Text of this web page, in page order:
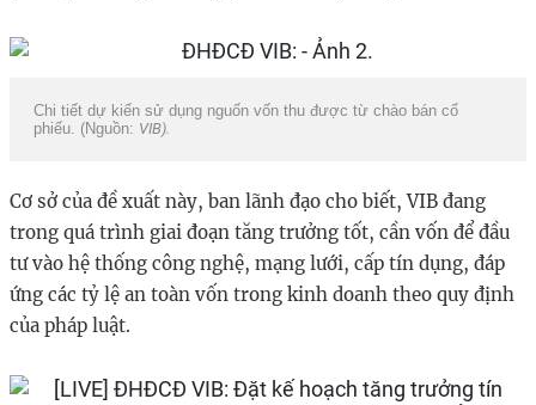
Chi tiết dự kiến sử dụng nguốn vốn thu được từ chào bán cổ
phiếu. (Nguồn: VIB).
Cơ sở của đề xuất này, ban lãnh đạo cho biết, VIB đang
trong quá trình giai đoạn tăng trưởng tốt, cần vốn để đầu
tư vào hệ thống công nghệ, mạng lưới, cấp tín dụng, đáp
ứng các tỷ lệ an toàn vốn trong kinh doanh theo quy định
của pháp luật.